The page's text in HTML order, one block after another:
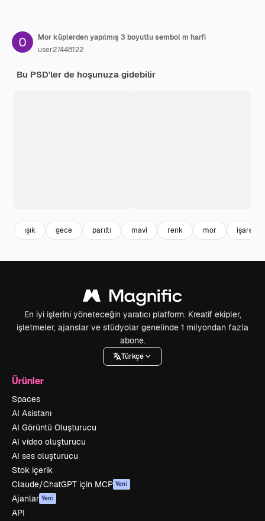
Mor küplerden yapılmış 3 boyutlu sembol m harfi
user27448122
Bu PSD'ler de hoşunuza gidebilir
ışık gece parıltı mavi renk mor işarettir
En iyi işlerini yöneteceğin yaratıcı platform. Kreatif ekipler,
işletmeler, ajanslar ve stüdyolar genelinde 1 milyondan fazla
abone.
Türkçe
Ürünler
Spaces
AI Asistanı
AI Görüntü Oluşturucu
AI video oluşturucu
AI ses oluşturucu
Stok içerik
Claude/ChatGPT için MCP Yeni
Ajanlar Yeni
API